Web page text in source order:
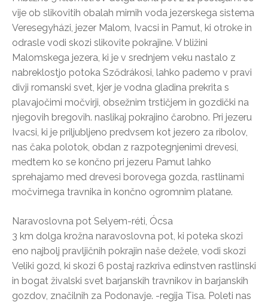
vije ob slikovitih obalah mirnih voda jezerskega sistema
Veresegyházi, jezer Malom, Ivacsi in Pamut, ki otroke in
odrasle vodi skozi slikovite pokrajine. V bližini
Malomskega jezera, ki je v srednjem veku nastalo z
nabreklostjo potoka Sződrákosi, lahko pademo v pravi
divji romanski svet, kjer je vodna gladina prekrita s
plavajočimi močvirji, obsežnim trstičjem in gozdički na
njegovih bregovih. naslikaj pokrajino čarobno. Pri jezeru
Ivacsi, ki je priljubljeno predvsem kot jezero za ribolov,
nas čaka polotok, obdan z razpotegnjenimi drevesi,
medtem ko se končno pri jezeru Pamut lahko
sprehajamo med drevesi borovega gozda, rastlinami
močvirnega travnika in končno ogromnim platane.
Naravoslovna pot Selyem-réti, Ócsa
3 km dolga krožna naravoslovna pot, ki poteka skozi
eno najbolj pravljičnih pokrajin naše dežele, vodi skozi
Veliki gozd, ki skozi 6 postaj razkriva edinstven rastlinski
in bogat živalski svet barjanskih travnikov in barjanskih
gozdov, značilnih za Podonavje. -regija Tisa. Poleti nas